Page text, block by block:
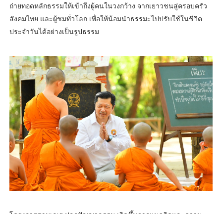
ถ่ายทอดหลักธรรมให้เข้าถึงผู้คนในวงกว้าง จากเยาวชนสู่ครอบครัว
สังคมไทย และผู้ชมทั่วโลก เพื่อให้น้อมนำธรรมะไปปรับใช้ในชีวิต
ประจำวันได้อย่างเป็นรูปธรรม